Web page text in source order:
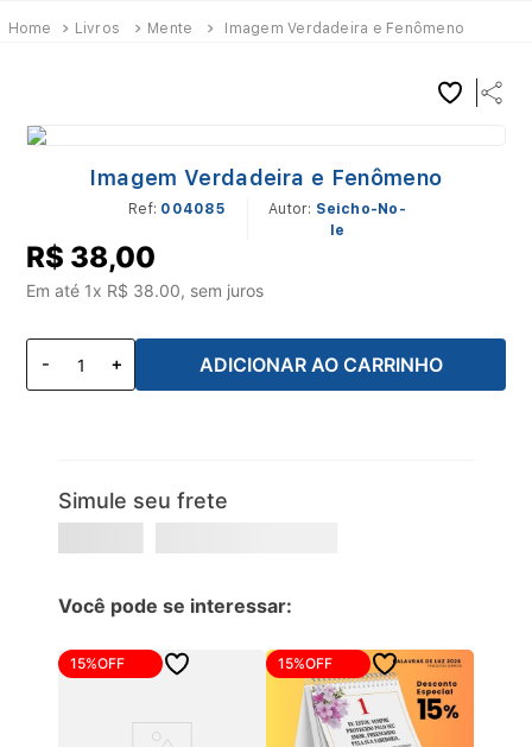
Livros Mente Imagem Verdadeira e Fenômeno
Imagem Verdadeira e Fenômeno
Ref: 004085
Seicho-No-
Ie
R$ 38,00
Em até 1x R$ 38.00, sem juros
ADICIONAR AO CARRINHO
Simule seu frete
Você pode se interessar:
15%OFF 15%OFF